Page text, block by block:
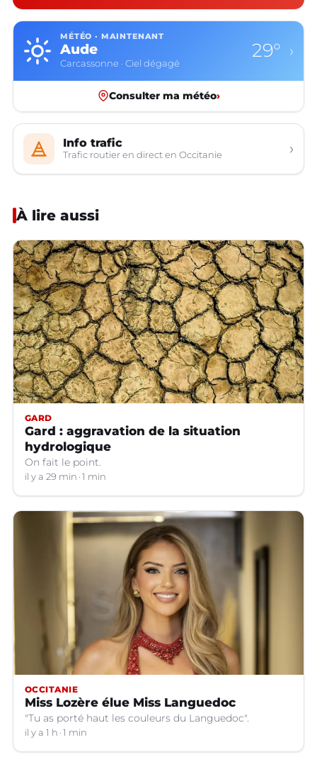
MÉTÉO · MAINTENANT
Aude
Carcassonne · Ciel dégagé
29° ›
Consulter ma météo›
Info trafic
Trafic routier en direct en Occitanie ›
À lire aussi
GARD
Gard : aggravation de la situation
hydrologique
On fait le point.
il y a 29 min 1 min
OCCITANIE
Miss Lozère élue Miss Languedoc
"Tu as porté haut les couleurs du Languedoc".
il y a 1 h 1 min